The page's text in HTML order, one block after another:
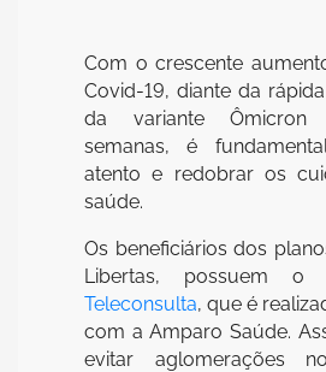
Com o crescente
Covid-19, diante da
da variante Ômicron
semanas, é
atento e redobrar os
saúde.
Os beneficiários dos
Libertas, possuem o
Teleconsulta, que é
com a Amparo Saúde.
evitar aglomerações